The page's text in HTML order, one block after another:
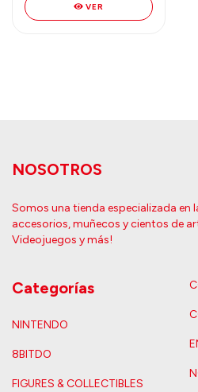
VER
NOSOTROS
Somos una tienda especializada en
accesorios, muñecos y cientos de
Videojuegos y más!
Categorías
NINTENDO
8BITDO
FIGURES & COLLECTIBLES